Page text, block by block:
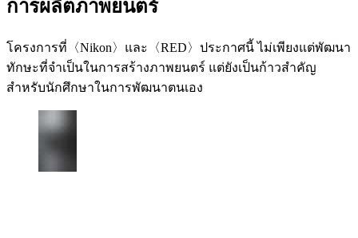
การผลิตภาพยนตร์
โครงการที่〈Nikon〉และ〈RED〉ประกาศนี้ ไม่เพียงแต่พัฒนา
ทักษะที่จำเป็นในการสร้างภาพยนตร์ แต่ยังเป็นก้าวสำคัญ
สำหรับนักศึกษาในการพัฒนาตนเอง